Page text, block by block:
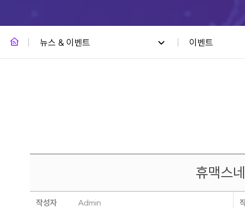
뉴스 & 이벤트 이벤트
휴맥스
작성자 Admin